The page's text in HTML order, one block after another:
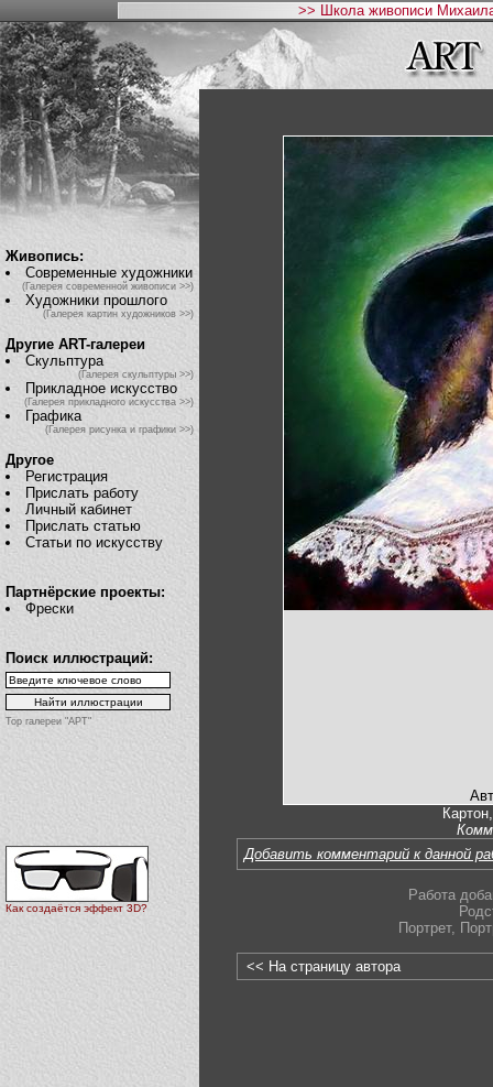
>> Школа живописи
Живопись:
Современные художники
(Галерея современной живописи >>)
Художники прошлого
(Галерея картин художников >>)
Другие ART-галереи
Скульптура
(Галерея скульптуры >>)
Прикладное искусство
(Галерея прикладного искусства >>)
Графика
(Галерея рисунка и графики >>)
Другое
Регистрация
Прислать работу
Личный кабинет
Прислать статью
Статьи по искусству
Партнёрские проекты:
Фрески
Поиск иллюстраций:
Top галереи "АРТ"
Как создаётся эффект 3D?
Добавить комментарий к данной
Работа
Портрет,
<< На страницу автора